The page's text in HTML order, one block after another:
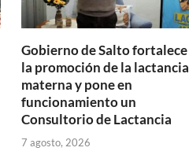
Gobierno de Salto fortalece
la promoción de la lactancia
materna y pone en
funcionamiento un
Consultorio de Lactancia
7 agosto, 2026